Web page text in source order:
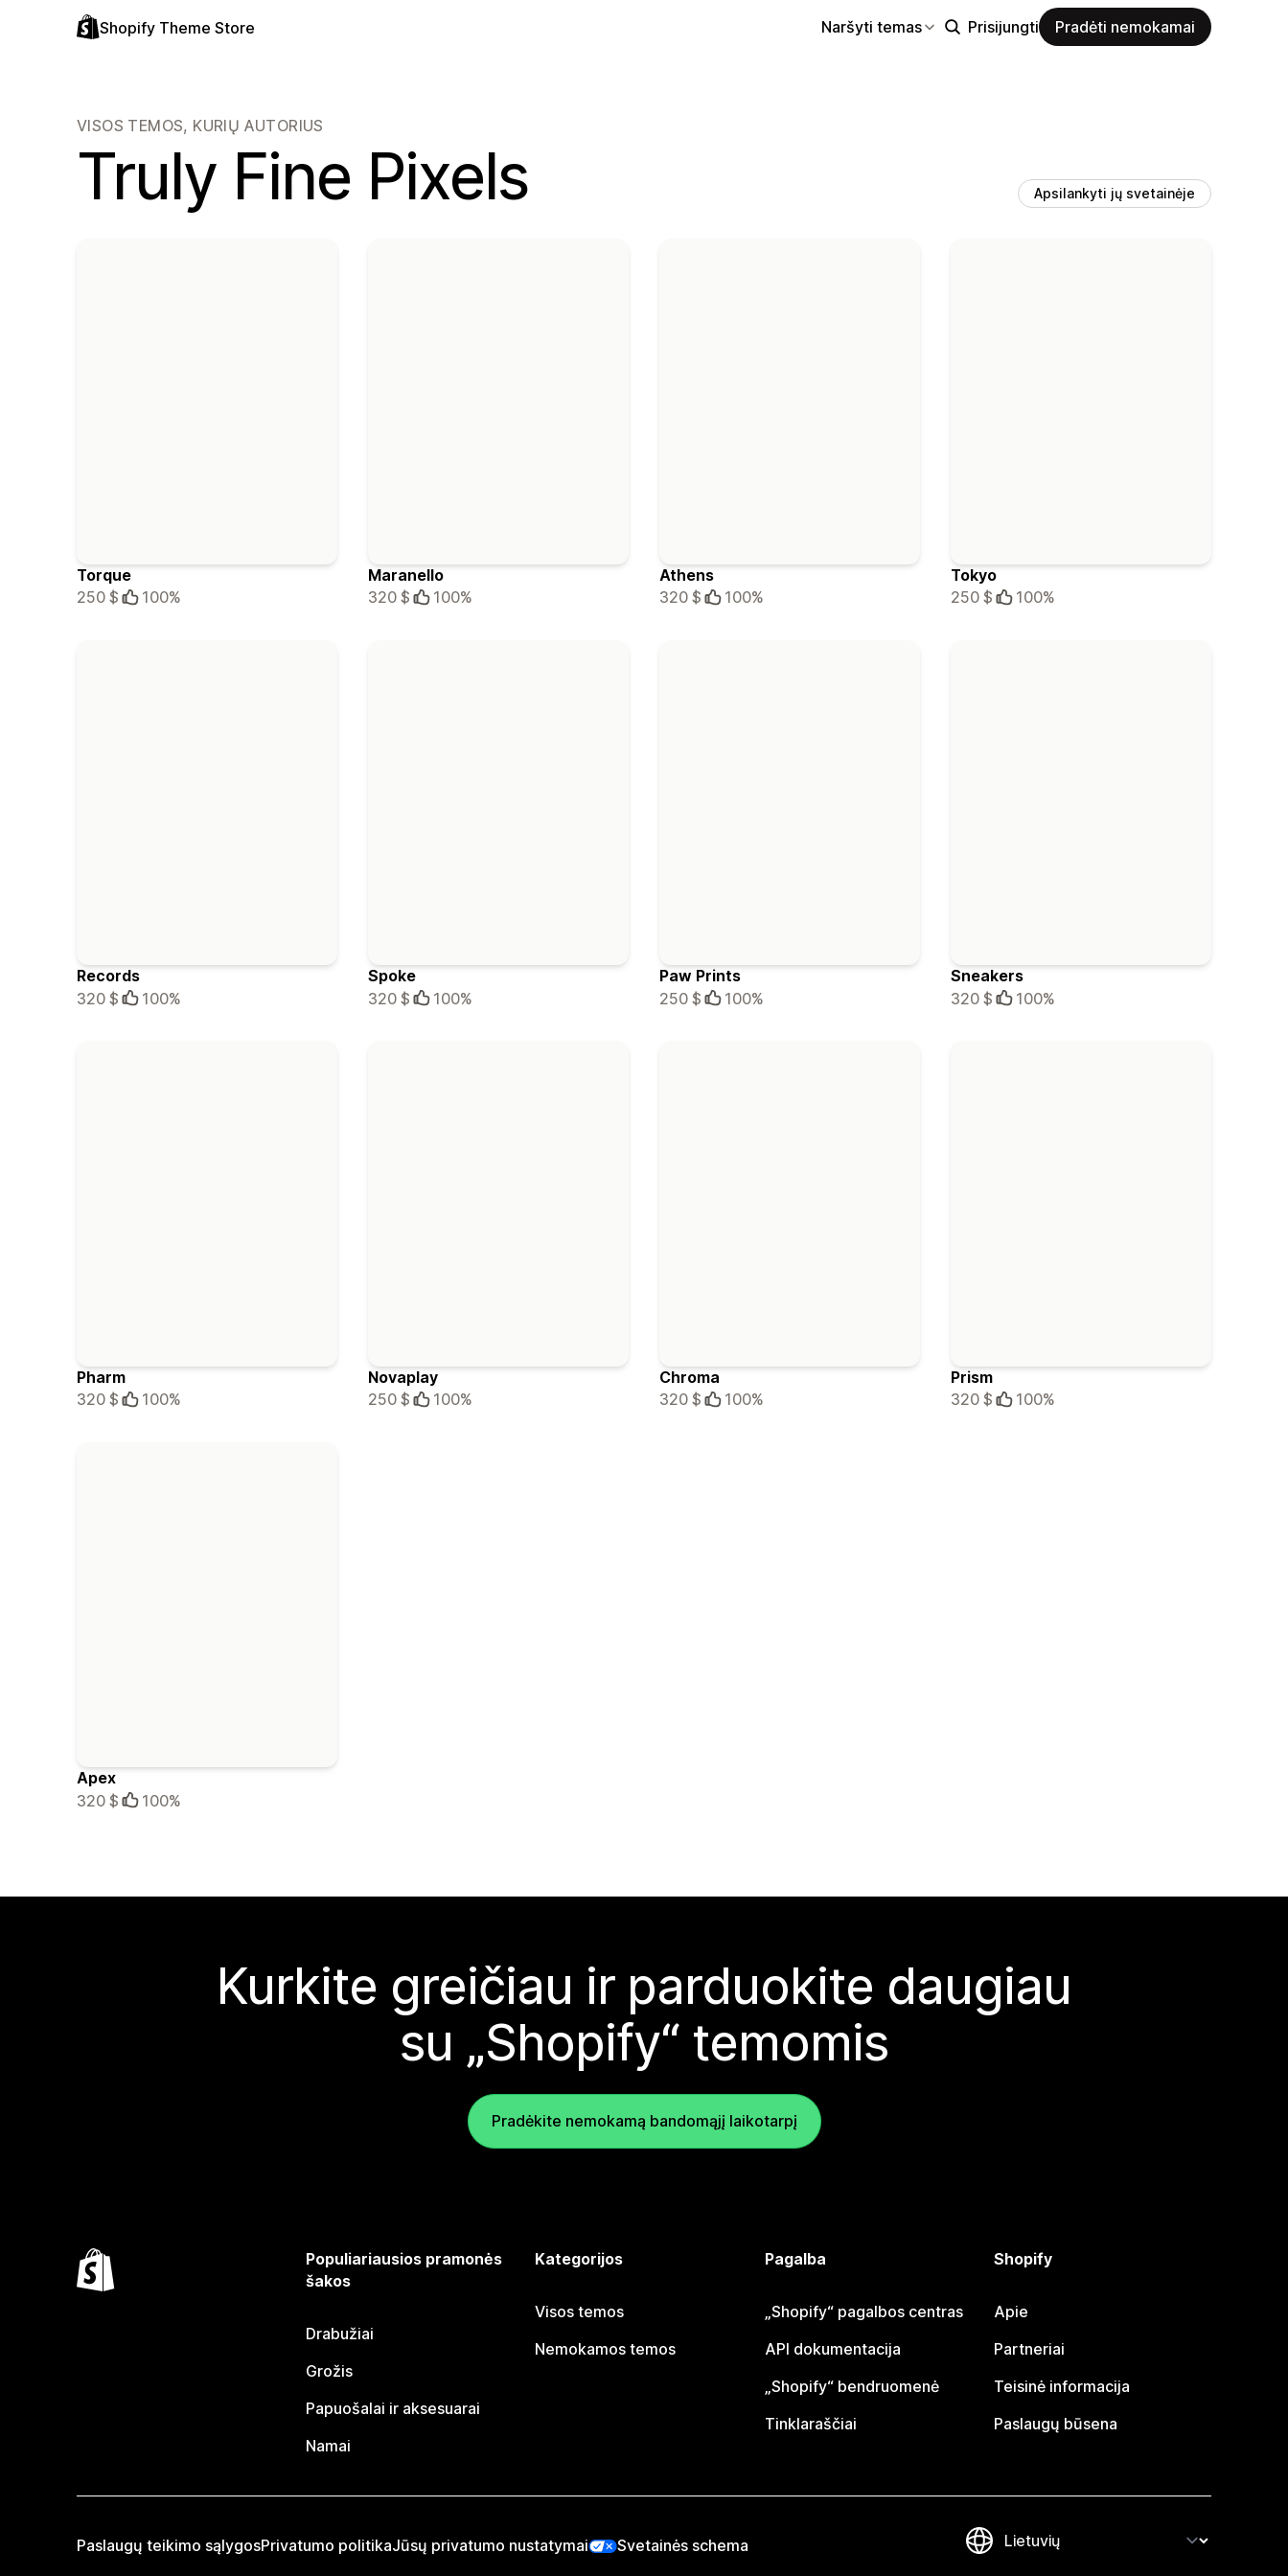
Shopify Theme Store Naršyti temas Prisijungti Pradėti nemokamai
VISOS TEMOS, KURIŲ AUTORIUS
Truly Fine Pixels Apsilankyti jų svetainėje
Torque
250 $
100%
Maranello
320 $
100%
Athens
320 $
100%
Tokyo
250 $
100%
Records
320 $
100%
Spoke
320 $
100%
Paw Prints
250 $
100%
Sneakers
320 $
100%
Pharm
320 $
100%
Novaplay
250 $
100%
Chroma
320 $
100%
Prism
320 $
100%
Apex
320 $
100%
Kurkite greičiau ir parduokite daugiau
su „Shopify“ temomis
Pradėkite nemokamą bandomąjį laikotarpį
Populiariausios pramonės
šakos
Drabužiai
Grožis
Papuošalai ir aksesuarai
Namai
Kategorijos
Visos temos
Nemokamos temos
Pagalba
„Shopify“ pagalbos centras
API dokumentacija
„Shopify“ bendruomenė
Tinklaraščiai
Shopify
Apie
Partneriai
Teisinė informacija
Paslaugų būsena
Paslaugų teikimo sąlygosPrivatumo politikaJūsų privatumo nustatymai Svetainės schema